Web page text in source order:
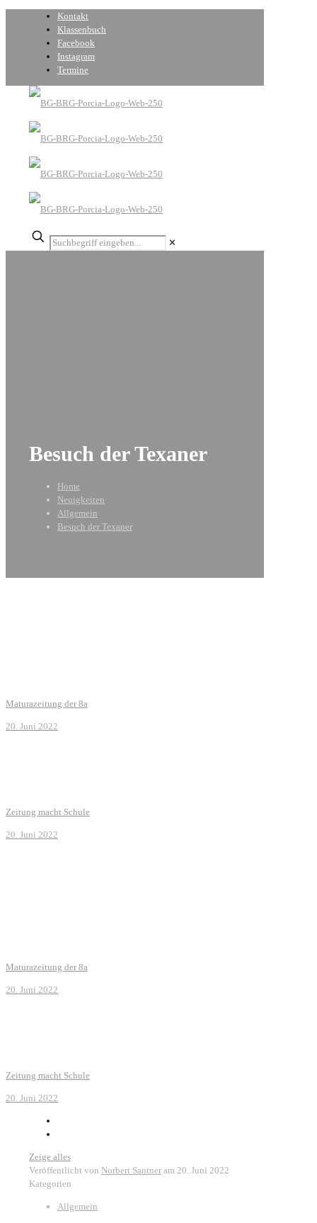
Kontakt
Klassenbuch
Facebook
Instagram
Termine
✕
Besuch der Texaner
Home
Neuigkeiten
Allgemein
Besuch der Texaner
Maturazeitung der 8a
20. Juni 2022
Zeitung macht Schule
20. Juni 2022
Maturazeitung der 8a
20. Juni 2022
Zeitung macht Schule
20. Juni 2022
Zeige alles
Veröffentlicht von Norbert Santner am 20. Juni 2022
Kategorien
Allgemein